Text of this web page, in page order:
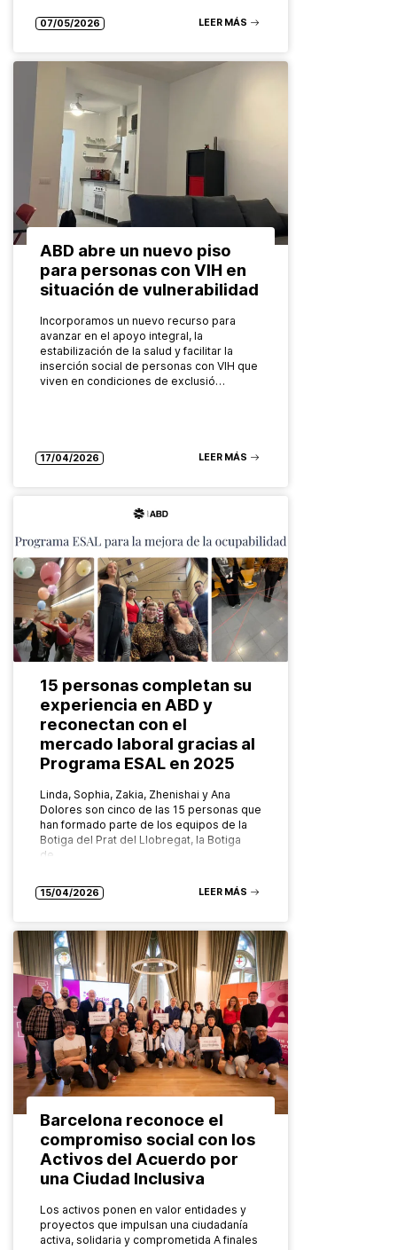
07/05/2026 LEER MÁS
ABD abre un nuevo piso
para personas con VIH en
situación de vulnerabilidad
Incorporamos un nuevo recurso para
avanzar en el apoyo integral, la
estabilización de la salud y facilitar la
inserción social de personas con VIH que
viven en condiciones de exclusió…
17/04/2026 LEER MÁS
15 personas completan su
experiencia en ABD y
reconectan con el
mercado laboral gracias al
Programa ESAL en 2025
Linda, Sophia, Zakia, Zhenishai y Ana
Dolores son cinco de las 15 personas que
han formado parte de los equipos de la
Botiga del Prat del Llobregat, la Botiga
de…
15/04/2026 LEER MÁS
Barcelona reconoce el
compromiso social con los
Activos del Acuerdo por
una Ciudad Inclusiva
Los activos ponen en valor entidades y
proyectos que impulsan una ciudadanía
activa, solidaria y comprometida A finales